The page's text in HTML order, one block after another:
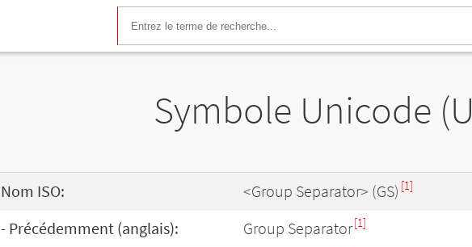
Symbole Unicode
Nom ISO: <Group Separator> (GS) [1]
- Précédemment (anglais): Group Separator[1]